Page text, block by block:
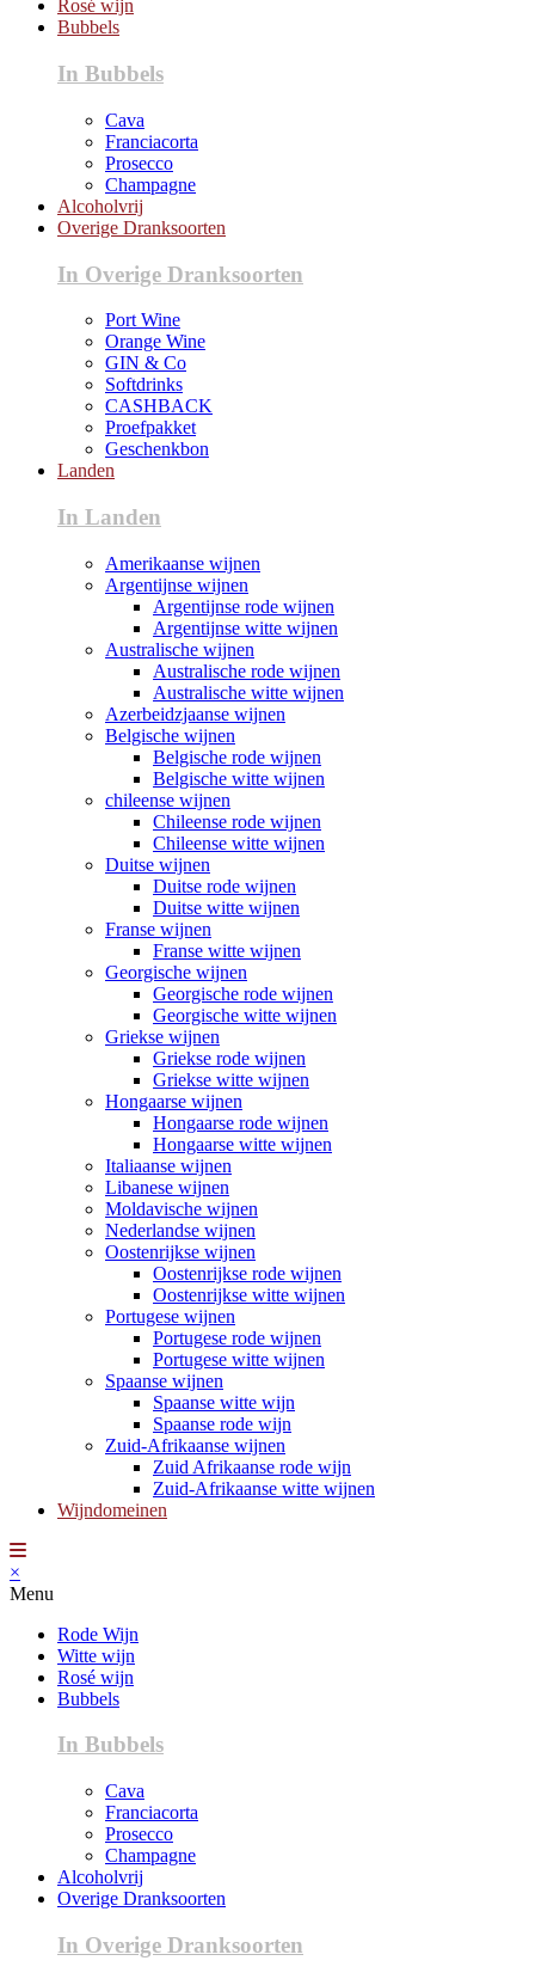
Rosé wijn
Bubbels
In Bubbels
Cava
Franciacorta
Prosecco
Champagne
Alcoholvrij
Overige Dranksoorten
In Overige Dranksoorten
Port Wine
Orange Wine
GIN & Co
Softdrinks
CASHBACK
Proefpakket
Geschenkbon
Landen
In Landen
Amerikaanse wijnen
Argentijnse wijnen
Argentijnse rode wijnen
Argentijnse witte wijnen
Australische wijnen
Australische rode wijnen
Australische witte wijnen
Azerbeidzjaanse wijnen
Belgische wijnen
Belgische rode wijnen
Belgische witte wijnen
chileense wijnen
Chileense rode wijnen
Chileense witte wijnen
Duitse wijnen
Duitse rode wijnen
Duitse witte wijnen
Franse wijnen
Franse witte wijnen
Georgische wijnen
Georgische rode wijnen
Georgische witte wijnen
Griekse wijnen
Griekse rode wijnen
Griekse witte wijnen
Hongaarse wijnen
Hongaarse rode wijnen
Hongaarse witte wijnen
Italiaanse wijnen
Libanese wijnen
Moldavische wijnen
Nederlandse wijnen
Oostenrijkse wijnen
Oostenrijkse rode wijnen
Oostenrijkse witte wijnen
Portugese wijnen
Portugese rode wijnen
Portugese witte wijnen
Spaanse wijnen
Spaanse witte wijn
Spaanse rode wijn
Zuid-Afrikaanse wijnen
Zuid Afrikaanse rode wijn
Zuid-Afrikaanse witte wijnen
Wijndomeinen
×
Menu
Rode Wijn
Witte wijn
Rosé wijn
Bubbels
In Bubbels
Cava
Franciacorta
Prosecco
Champagne
Alcoholvrij
Overige Dranksoorten
In Overige Dranksoorten